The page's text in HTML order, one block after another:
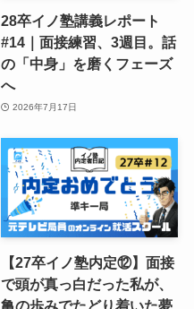
28卒イノ塾講義レポート
#14｜面接練習、3週目。話
の「中身」を磨くフェーズ
へ
2026年7月17日
【27卒イノ塾内定⑫】面接
で頭が真っ白だった私が、
亀の歩みでたどり着いた夢